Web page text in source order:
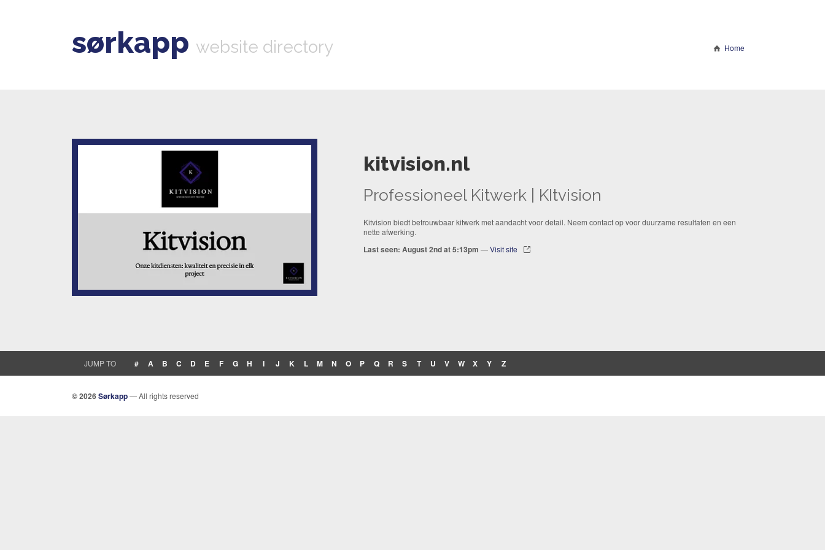
sørkapp website directory Home
kitvision.nl
Professioneel Kitwerk | KItvision
Kitvision biedt betrouwbaar kitwerk met aandacht voor detail. Neem contact op voor duurzame resultaten en een
nette afwerking.
Last seen: August 2nd at 5:13pm —Visit site
JUMP TO # A B C D E F G H I J K L M N O P Q R S T U V W X Y Z
© 2026Sørkapp— All rights reserved